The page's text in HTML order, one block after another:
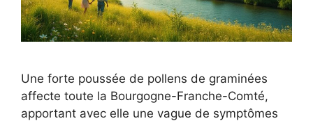
Une forte poussée de pollens de graminées
affecte toute la Bourgogne-Franche-Comté,
apportant avec elle une vague de symptômes